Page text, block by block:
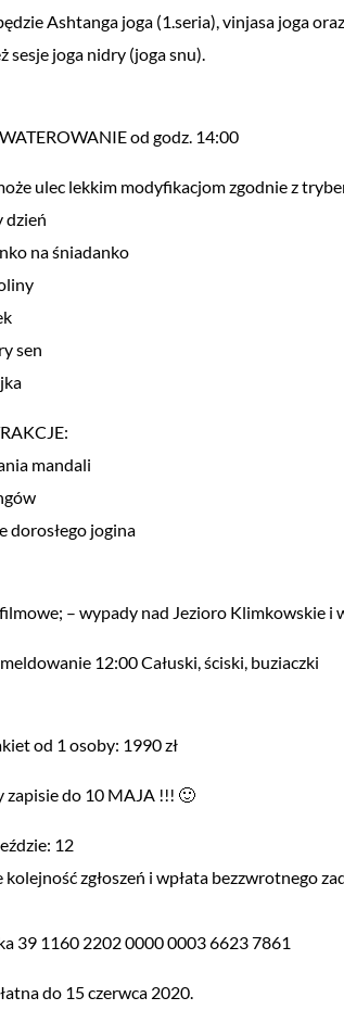
Ashtanga joga (1.seria), vinjasa joga
sesje joga nidry (joga snu).
od godz. 14:00
ulec lekkim modyfikacjom zgodnie z
dzień
na śniadanko
sen
mandali
dorosłego jogina
– wypady nad Jezioro Klimkowskie i
12:00 Całuski, ściski, buziaczki
od 1 osoby: 1990 zł
zapisie do 10 MAJA !!! 🙂
12
zgłoszeń i wpłata bezzwrotnego
39 1160 2202 0000 0003 6623 7861
do 15 czerwca 2020.